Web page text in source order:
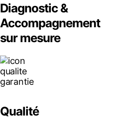
Diagnostic &
Accompagnement
sur mesure
Qualité